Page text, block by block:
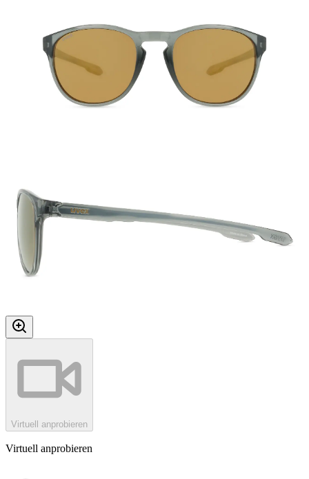
Virtuell anprobieren
Virtuell anprobieren